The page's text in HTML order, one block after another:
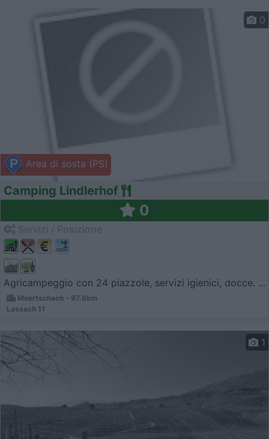
Area di sosta (PS)
0
Camping Lindlerhof
0
Agricampeggio con 24 piazzole, servizi igienici, docce. ...
Moertschach - 97.6km
Lassach 11
1